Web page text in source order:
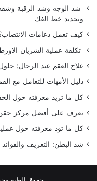
شد الوجه وشد الرقبة
وتحديد خط الفك
كيف تعمل دعامات
تكلفة عملية الشريان
علاج العقم عند الرجال:
دليل الأمهات للتعامل مع
كل ما تريد معرفته حول
تعرف على أفضل مركز حقن
كل ما تود معرفته حول
شد البطن: التعريف